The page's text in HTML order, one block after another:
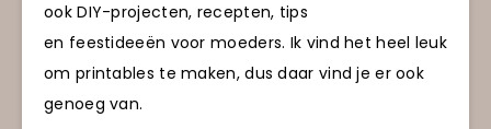
ook DIY-projecten, recepten, tips
en feestideeën voor moeders. Ik vind het heel leuk
om printables te maken, dus daar vind je er ook
genoeg van.